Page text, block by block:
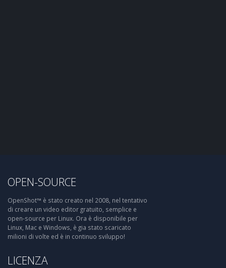
OPEN-SOURCE
OpenShot™ è stato creato nel 2008, nel tentativo
di creare un video editor gratuito, semplice e
open-source per Linux. Ora è disponibile per
Linux, Mac e Windows, è gia stato scaricato
milioni di volte ed è in continuo sviluppo!
LICENZA